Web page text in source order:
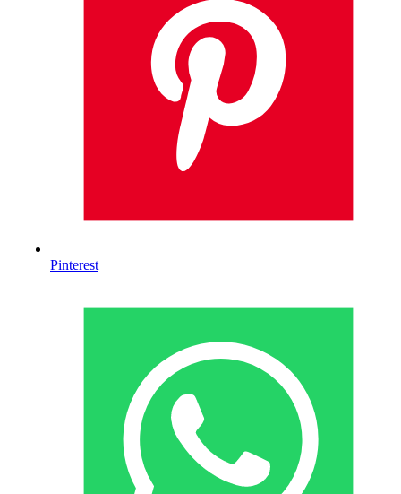
Pinterest